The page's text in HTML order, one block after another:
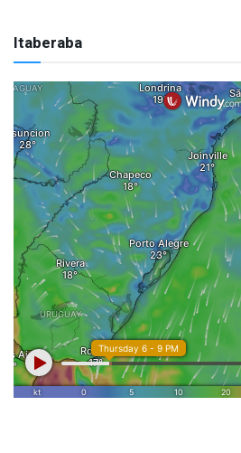
Itaberaba